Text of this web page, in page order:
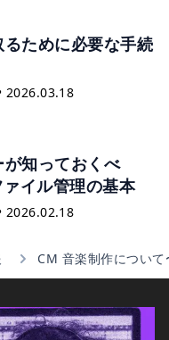
ために必要な手続
2026.03.18
知っておくべ
イル管理の基本
2026.02.18
CM 音楽制作について